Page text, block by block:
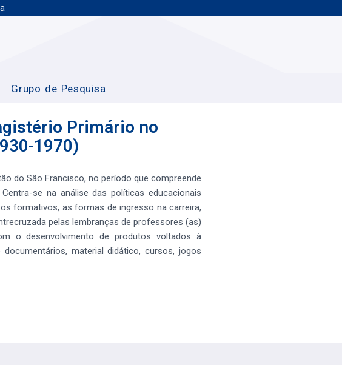
Grupo de Pesquisa
Primário no
1970)
do São Francisco, no período que compreende
se na análise das políticas educacionais
formativos, as formas de ingresso na carreira,
pelas lembranças de professores (as)
o desenvolvimento de produtos voltados à
material didático, cursos, jogos